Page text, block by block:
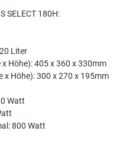
SELECT 180H:
Liter
x Höhe): 405 x 360 x 330mm
x Höhe): 300 x 270 x 195mm
Watt
800 Watt